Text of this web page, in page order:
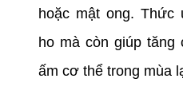
hoặc mật ong. Thức
ho mà còn giúp
ấm cơ thể trong mùa